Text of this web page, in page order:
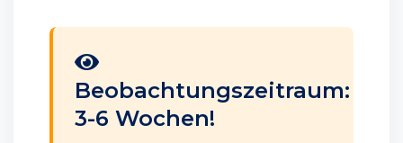
Beobachtungszeitraum:
3-6 Wochen!